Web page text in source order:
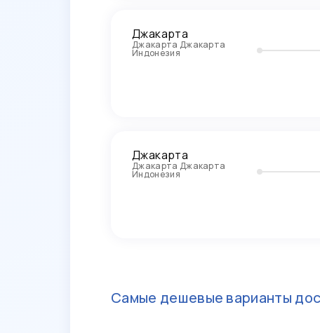
Джакарта
Джакарта Джакарта
Индонезия
Джакарта
Джакарта Джакарта
Индонезия
Самые дешевые варианты